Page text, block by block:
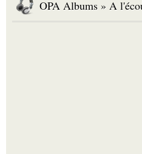
OPA Albums » A